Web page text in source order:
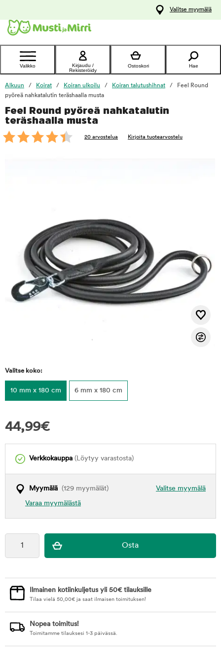
Ota yhteyttä
asiakaspalveluun
Valitse myymälä
Valikko
Kirjaudu /
Rekisteröidy
Ostoskori Hae
Alkuun Koirat Koiran ulkoilu Koiran talutushihnat
Feel Round
pyöreä nahkatalutin teräshaalla musta
Feel Round pyöreä nahkatalutin
teräshaalla musta
20 arvostelua Kirjoita tuotearvostelu
Valitse koko:
10 mm x 180 cm 6 mm x 180 cm
44,99€
Verkkokauppa (Löytyy varastosta)
Valitse myymälä
Myymälä (129 myymälät)
Varaa myymälästä
foo
Ilmainen kotiinkuljetus yli 50€ tilauksille
Tilaa vielä 50,00€ ja saat ilmaisen toimituksen!
Nopea toimitus!
Toimitamme tilauksesi 1-3 päivässä.